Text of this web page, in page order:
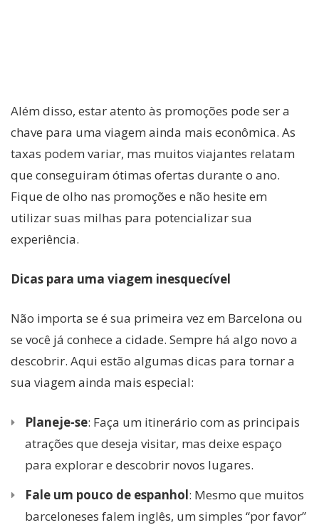
Além disso, estar atento às promoções pode ser a
chave para uma viagem ainda mais econômica. As
taxas podem variar, mas muitos viajantes relatam
que conseguiram ótimas ofertas durante o ano.
Fique de olho nas promoções e não hesite em
utilizar suas milhas para potencializar sua
experiência.
Dicas para uma viagem inesquecível
Não importa se é sua primeira vez em Barcelona ou
se você já conhece a cidade. Sempre há algo novo a
descobrir. Aqui estão algumas dicas para tornar a
sua viagem ainda mais especial:
Planeje-se: Faça um itinerário com as principais
atrações que deseja visitar, mas deixe espaço
para explorar e descobrir novos lugares.
Fale um pouco de espanhol: Mesmo que muitos
barceloneses falem inglês, um simples “por favor”